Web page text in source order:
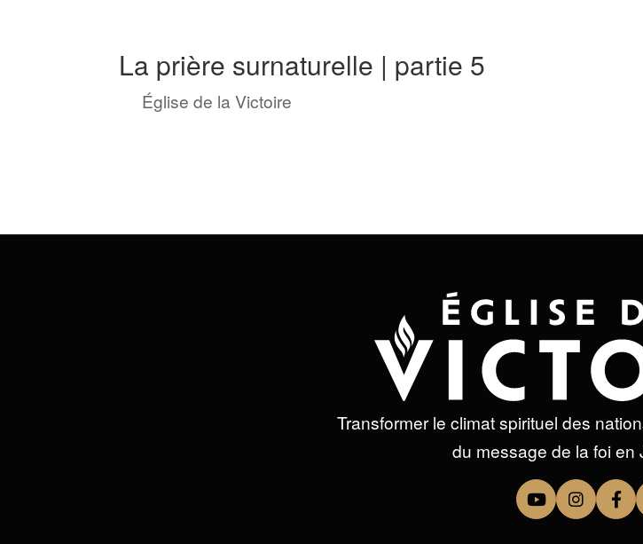
La prière surnaturelle | partie 5
Église de la Victoire
Transformer le climat spirituel des
du message de la foi en